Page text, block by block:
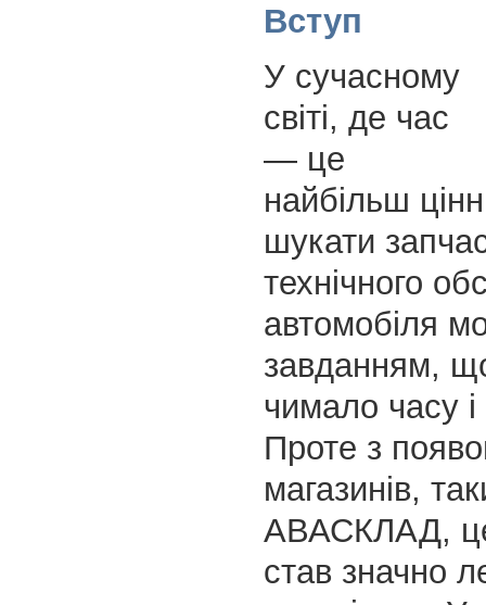
Вступ
У сучасному
світі, де час
— це
найбільш
шукати
технічного
автомобіля
завданням,
чимало часу
Проте з
магазинів,
АВАСКЛАД,
став значно